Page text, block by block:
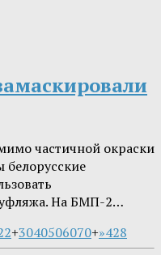
частичной окраски
На БМП-2…
+3040506070+»428